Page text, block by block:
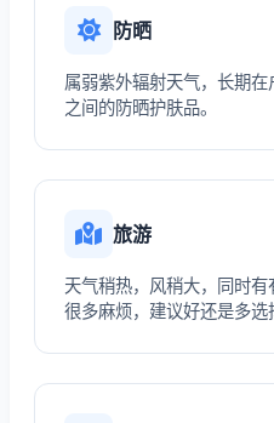
防晒
属弱紫外辐射天气，长期
之间的防晒护肤品。
旅游
天气稍热，风稍大，同时
很多麻烦，建议好还是多选